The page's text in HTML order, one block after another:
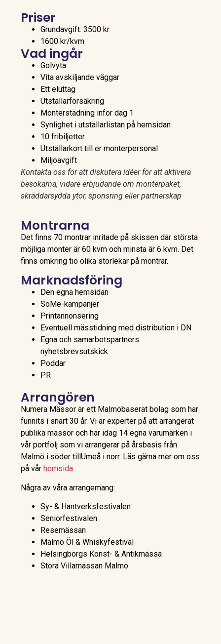
Priser
Grundavgift: 3500 kr
1600 kr/kvm
Vad ingår
Golvyta
Vita avskiljande väggar
Ett eluttag
Utställarförsäkring
Monterstädning inför dag 1
Synlighet i utställarlistan på hemsidan
10 fribiljetter
Utställarkort till er monterpersonal
Miljöavgift
Kontakta oss för att diskutera idéer för att aktivera
besökarna, vidare erbjudande om monterpaket,
skräddarsydda ytor, sponsring eller partnerskap
Montrarna
Det finns 70 montrar inritade på skissen där största
möjliga monter är 60 kvm och minsta är 6 kvm. Det
finns omkring tio olika storlekar på montrar.
Marknadsföring
Den egna hemsidan
SoMe-kampanjer
Printannonsering
Eventuell mässtidning med distribution i DN
Egna och samarbetspartners
nyhetsbrevsutskick
Poddar
PR
Arrangören
Numera Mässor är ett Malmöbaserat bolag som har
funnits i snart 30 år. Vi är experter på att arrangerat
publika mässor och har idag 14 egna varumärken i
vår portfölj som vi arrangerar på årsbasis från
Malmö i söder tillUmeå i norr. Läs gärna mer om oss
på vår hemsida
Några av våra arrangemang:
Sy- & Hantverksfestivalen
Seniorfestivalen
Resemässan
Malmö Öl & Whiskyfestival
Helsingborgs Konst- & Antikmässa
Stora Villamässan Malmö